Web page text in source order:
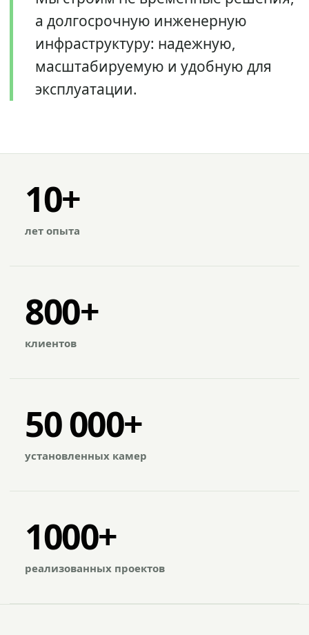
а долгосрочную инженерную
инфраструктуру: надежную,
масштабируемую и удобную для
эксплуатации.
10+
лет опыта
800+
клиентов
50 000+
установленных камер
1000+
реализованных проектов